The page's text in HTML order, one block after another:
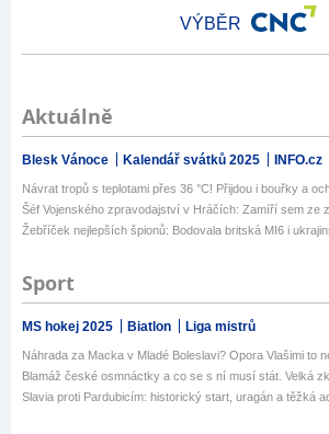
VÝBĚR
Aktuálně
Blesk Vánoce Kalendář svátků 2025 INFO.cz
Návrat tropů s teplotami přes 36 °C! Přijdou i bouřky a
Šéf Vojenského zpravodajství v Hráčích: Zamíří sem ze
Žebříček nejlepších špionů: Bodovala britská MI6 i
Sport
MS hokej 2025 Biatlon Liga mistrů
Náhrada za Macka v Mladé Boleslavi? Opora Vlašimi to
Blamáž české osmnáctky a co se s ní musí stát. Velká
Slavia proti Pardubicím: historický start, uragán a těžká